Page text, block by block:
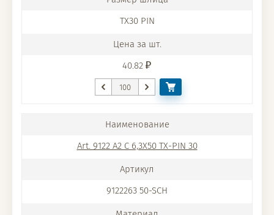
TX30 PIN
40.82
Art. 9122 A2 C 6,3X50 TX-PIN 30
9122263 50-SCH